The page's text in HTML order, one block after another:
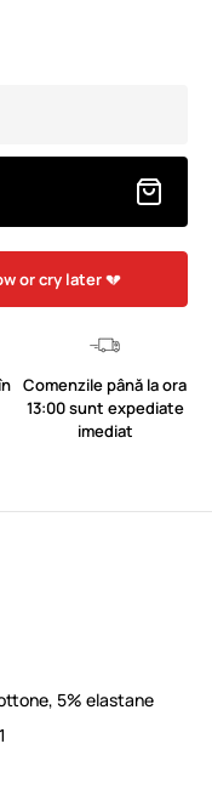
or cry later💔
Comenzile până la ora
13:00 sunt expediate
imediat
5% elastane